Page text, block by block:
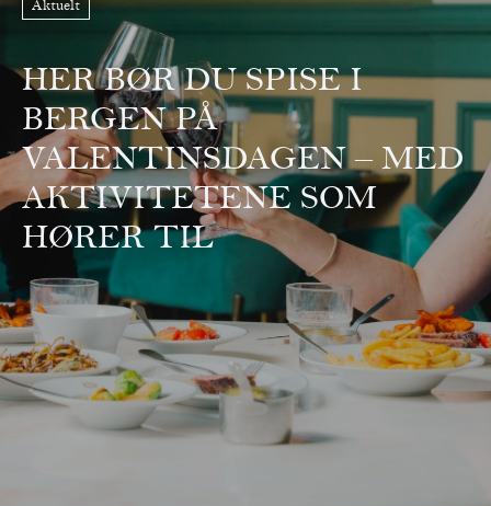
Aktuelt
HER BØR DU SPISE I
BERGEN PÅ
VALENTINSDAGEN – MED
AKTIVITETENE SOM
HØRER TIL